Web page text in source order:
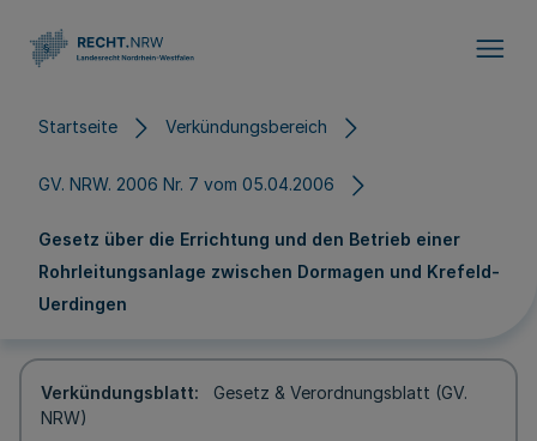
Startseite Verkündungsbereich
GV. NRW. 2006 Nr. 7 vom 05.04.2006
Gesetz über die Errichtung und den Betrieb einer
Rohrleitungsanlage zwischen Dormagen und Krefeld-
Uerdingen
Verkündungsblatt
Gesetz & Verordnungsblatt (GV.
NRW)